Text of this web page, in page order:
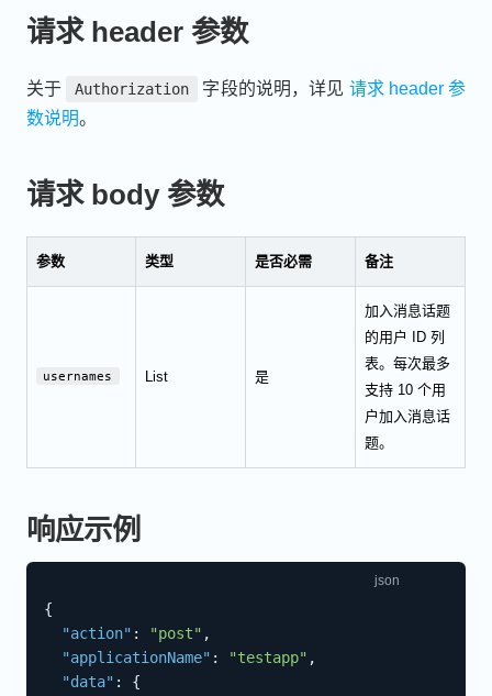
请求 header 参数
关于 Authorization 字段的说明，详见 请求 header 参
数说明。
请求 body 参数
参数 类型 是否必需 备注
usernames List 是
加入消息话题
的用户 ID 列
表。每次最多
支持 10 个用
户加入消息话
题。
响应示例
{
"action" : "post" ,
"applicationName" : "testapp" ,
"data" : {